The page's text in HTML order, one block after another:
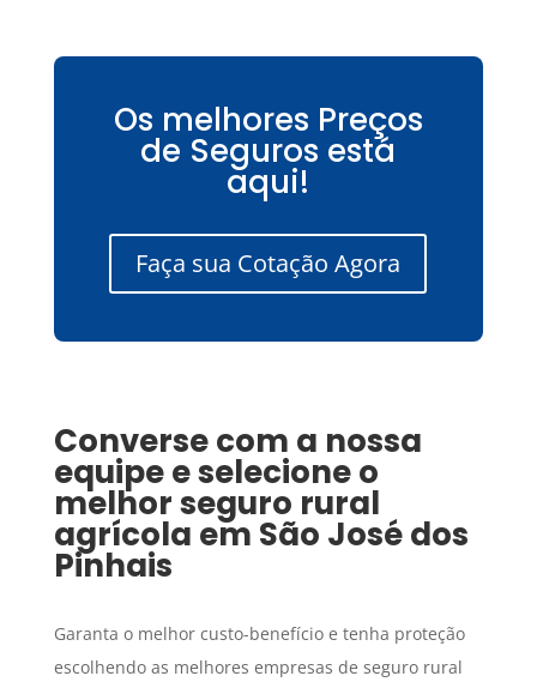
Os melhores Preços
de Seguros está
aqui!
Faça sua Cotação Agora
Converse com a nossa
equipe e selecione o
melhor seguro rural
agrícola em São José dos
Pinhais
Garanta o melhor custo-benefício e tenha proteção
escolhendo as melhores empresas de seguro rural